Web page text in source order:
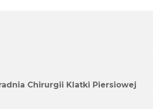
Chirurgii Klatki Piersiowej